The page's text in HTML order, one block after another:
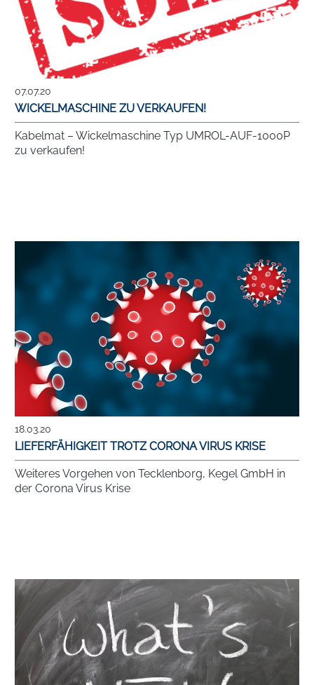
07.07.20
WICKELMASCHINE ZU VERKAUFEN!
Kabelmat – Wickelmaschine Typ UMROL-AUF-1000P
zu verkaufen!
18.03.20
LIEFERFÄHIGKEIT TROTZ CORONA VIRUS KRISE
Weiteres Vorgehen von Tecklenborg, Kegel GmbH in
der Corona Virus Krise